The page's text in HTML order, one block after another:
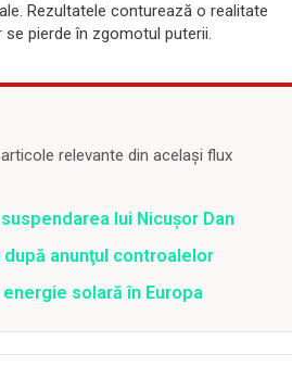
Rezultatele conturează o realitate
pierde în zgomotul puterii.
relevante din același flux
lui Nicușor Dan
anunţul controalelor
solară în Europa